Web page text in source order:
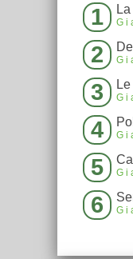
1
2
3
4
5
6